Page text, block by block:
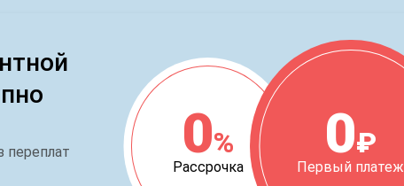
переплат 0%
Рассрочка
0₽
Первый платеж